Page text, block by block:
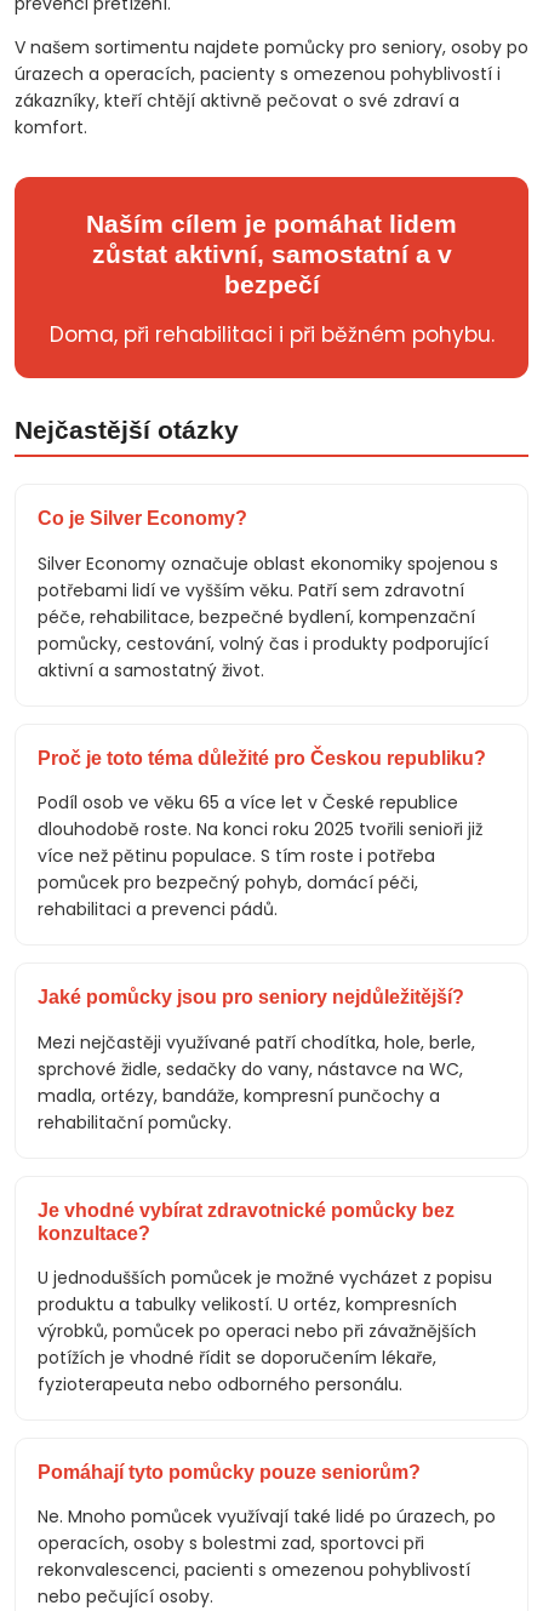
V našem sortimentu najdete pomůcky pro seniory, osoby po
úrazech a operacích, pacienty s omezenou pohyblivostí i
zákazníky, kteří chtějí aktivně pečovat o své zdraví a
komfort.
Naším cílem je pomáhat lidem
zůstat aktivní, samostatní a v
bezpečí
Doma, při rehabilitaci i při běžném pohybu.
Nejčastější otázky
Co je Silver Economy?
Silver Economy označuje oblast ekonomiky spojenou s
potřebami lidí ve vyšším věku. Patří sem zdravotní
péče, rehabilitace, bezpečné bydlení, kompenzační
pomůcky, cestování, volný čas i produkty podporující
aktivní a samostatný život.
Proč je toto téma důležité pro Českou republiku?
Podíl osob ve věku 65 a více let v České republice
dlouhodobě roste. Na konci roku 2025 tvořili senioři již
více než pětinu populace. S tím roste i potřeba
pomůcek pro bezpečný pohyb, domácí péči,
rehabilitaci a prevenci pádů.
Jaké pomůcky jsou pro seniory nejdůležitější?
Mezi nejčastěji využívané patří chodítka, hole, berle,
sprchové židle, sedačky do vany, nástavce na WC,
madla, ortézy, bandáže, kompresní punčochy a
rehabilitační pomůcky.
Je vhodné vybírat zdravotnické pomůcky bez
konzultace?
U jednodušších pomůcek je možné vycházet z popisu
produktu a tabulky velikostí. U ortéz, kompresních
výrobků, pomůcek po operaci nebo při závažnějších
potížích je vhodné řídit se doporučením lékaře,
fyzioterapeuta nebo odborného personálu.
Pomáhají tyto pomůcky pouze seniorům?
Ne. Mnoho pomůcek využívají také lidé po úrazech, po
operacích, osoby s bolestmi zad, sportovci při
rekonvalescenci, pacienti s omezenou pohyblivostí
nebo pečující osoby.